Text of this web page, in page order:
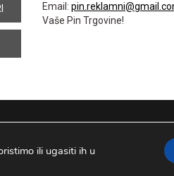
Email:
Vaše Pin Trgovine!
ili ugasiti ih u